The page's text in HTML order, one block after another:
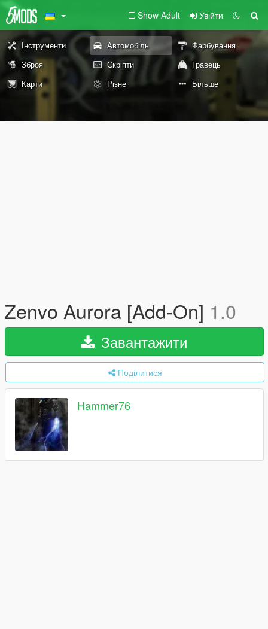
Show Adult Увійти
Інструменти Автомобіль
Фарбування
Зброя
Скріпти
Гравець
Карти
Різне Більше
Zenvo Aurora [Add-On] 1.0
Завантажити
Поділитися
Hammer76